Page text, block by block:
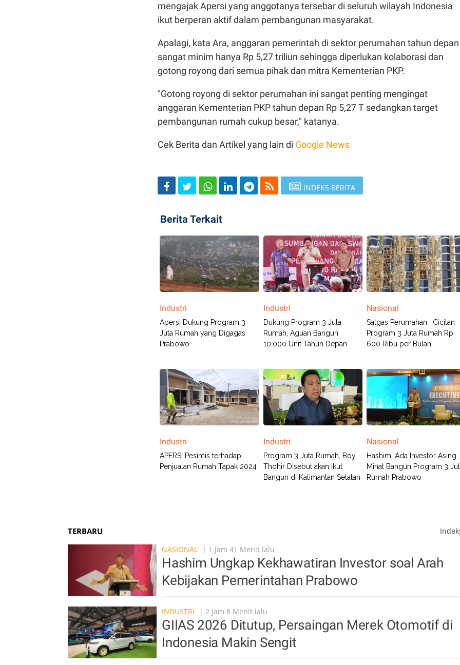
mengajak Apersi yang anggotanya tersebar di seluruh wilayah Indonesia
ikut berperan aktif dalam pembangunan masyarakat.
Apalagi, kata Ara, anggaran pemerintah di sektor perumahan tahun depan
sangat minim hanya Rp 5,27 triliun sehingga diperlukan kolaborasi dan
gotong royong dari semua pihak dan mitra Kementerian PKP.
"Gotong royong di sektor perumahan ini sangat penting mengingat
anggaran Kementerian PKP tahun depan Rp 5,27 T sedangkan target
pembangunan rumah cukup besar," katanya.
Cek Berita dan Artikel yang lain di Google News
INDEKS BERITA
Berita Terkait
Industri
Apersi Dukung Program 3
Juta Rumah yang Digagas
Prabowo
Industri
Dukung Program 3 Juta
Rumah, Aguan Bangun
10.000 Unit Tahun Depan
Nasional
Satgas Perumahan : Cicilan
Program 3 Juta Rumah Rp
600 Ribu per Bulan
Industri
APERSI Pesimis terhadap
Penjualan Rumah Tapak 2024
Industri
Program 3 Juta Rumah, Boy
Thohir Disebut akan Ikut
Bangun di Kalimantan Selatan
Nasional
Hashim: Ada Investor Asing
Minat Bangun Program 3
Rumah Prabowo
TERBARU
NASIONAL
| 1 Jam 41 Menit lalu
Hashim Ungkap Kekhawatiran Investor soal Arah
Kebijakan Pemerintahan Prabowo
INDUSTRI | 2 Jam 8 Menit lalu
GIIAS 2026 Ditutup, Persaingan Merek Otomotif di
Indonesia Makin Sengit